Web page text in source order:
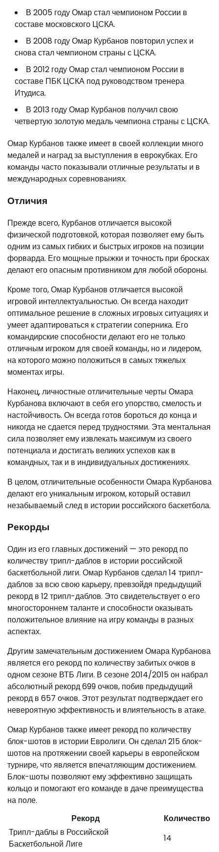
В 2005 году Омар стал чемпионом России в
составе московского ЦСКА.
В 2008 году Омар Курбанов повторил успех и
снова стал чемпионом страны с ЦСКА.
В 2012 году Омар стал чемпионом России в
составе ПБК ЦСКА под руководством тренера
Итудиса.
В 2013 году Омар Курбанов получил свою
четвертую золотую медаль чемпиона страны с ЦСКА.
Омар Курбанов также имеет в своей коллекции много
медалей и наград за выступления в еврокубках. Его
команды часто показывали отличные результаты и в
международных соревнованиях.
Отличия
Прежде всего, Курбанов отличается высокой
физической подготовкой, которая позволяет ему быть
одним из самых гибких и быстрых игроков на позиции
форварда. Его мощные прыжки и точность при бросках
делают его опасным противником для любой обороны.
Кроме того, Омар Курбанов отличается высокой
игровой интеллектуальностью. Он всегда находит
оптимальное решение в сложных игровых ситуациях и
умеет адаптироваться к стратегии соперника. Его
командирские способности делают его не только
отличным игроком для своей команды, но и лидером,
на которого можно положиться в самых тяжелых
моментах игры.
Наконец, личностные отличительные черты Омара
Курбанова включают в себя его упорство, смелость и
настойчивость. Он всегда готов бороться до конца и
никогда не сдается перед трудностями. Эта ментальная
сила позволяет ему извлекать максимум из своего
потенциала и достигать великих успехов как в
командных, так и в индивидуальных достижениях.
В целом, отличительные особенности Омара Курбанова
делают его уникальным игроком, который оставил
незабываемый след в истории российского баскетбола.
Рекорды
Один из его главных достижений — это рекорд по
количеству трипл-даблов в истории российской
баскетбольной лиги. Омар Курбанов сделал 14 трипл-
даблов за всю свою карьеру, превзойдя предыдущий
рекорд в 12 трипл-даблов. Это свидетельствует о его
многостороннем таланте и способности оказывать
положительное влияние на игру команды в разных
аспектах.
Другим замечательным достижением Омара Курбанова
является его рекорд по количеству забитых очков в
одном сезоне ВТБ Лиги. В сезоне 2014/2015 он набрал
абсолютный рекорд 699 очков, побив предыдущий
рекорд в 657 очков. Этот результат подтверждает его
невероятную эффективность и влиятельность в атаке.
Омар Курбанов также имеет рекорд по количеству
блок-шотов в истории Евролиги. Он сделал 215 блок-
шотов на протяжении своей карьеры в европейском
турнире, что является впечатляющим достижением.
Блок-шоты позволяют ему эффективно защищать
кольцо и помогают его команде в даче преимущества
на поле.
Рекорд
Количество
Трипл-даблы в Российской
Баскетбольной Лиге
14